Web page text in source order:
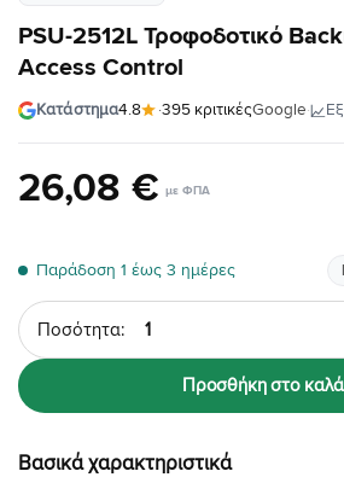
PSU-2512L Τροφοδοτικό
Access Control
Κατάστημα4.8 ·395 κριτικέςGoogle·
26,08 €
Παράδοση 1 έως 3 ημέρες
Ποσότητα
Προσθήκη στο
Βασικά χαρακτηριστικά